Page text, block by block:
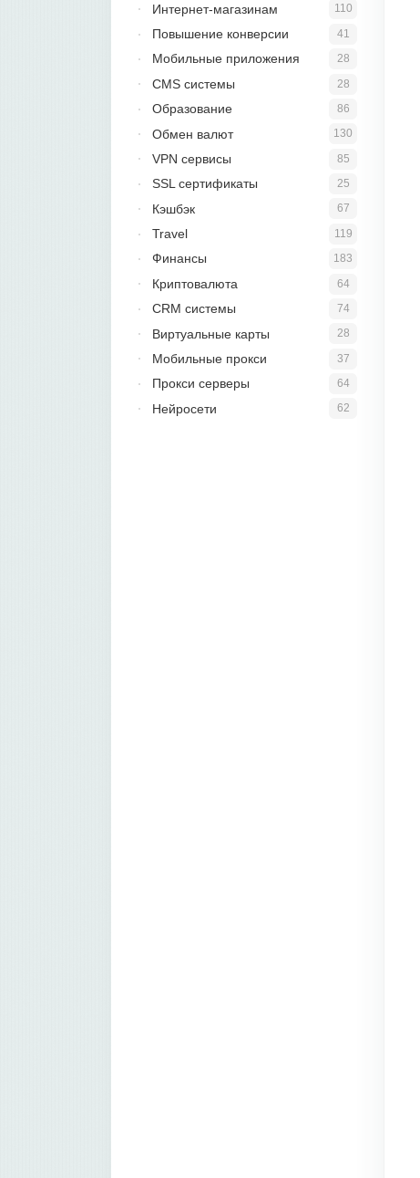
110
Интернет-магазинам
41
Повышение конверсии
28
Мобильные приложения
28
CMS системы
86
Образование
130
Обмен валют
85
VPN сервисы
25
SSL сертификаты
67
Кэшбэк
119
Travel
183
Финансы
64
Криптовалюта
74
CRM системы
28
Виртуальные карты
37
Мобильные прокси
64
Прокси серверы
62
Нейросети